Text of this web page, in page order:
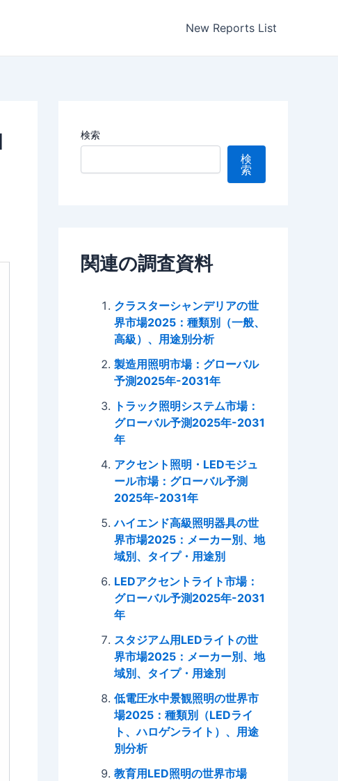
New Reports List
検索
検
索
関連の調査資料
クラスターシャンデリアの世
界市場2025：種類別（一般、
高級）、用途別分析
製造用照明市場：グローバル
予測2025年-2031年
トラック照明システム市場：
グローバル予測2025年-2031
年
アクセント照明・LEDモジュ
ール市場：グローバル予測
2025年-2031年
ハイエンド高級照明器具の世
界市場2025：メーカー別、地
域別、タイプ・用途別
LEDアクセントライト市場：
グローバル予測2025年-2031
年
スタジアム用LEDライトの世
界市場2025：メーカー別、地
域別、タイプ・用途別
低電圧水中景観照明の世界市
場2025：種類別（LEDライ
ト、ハロゲンライト）、用途
別分析
教育用LED照明の世界市場